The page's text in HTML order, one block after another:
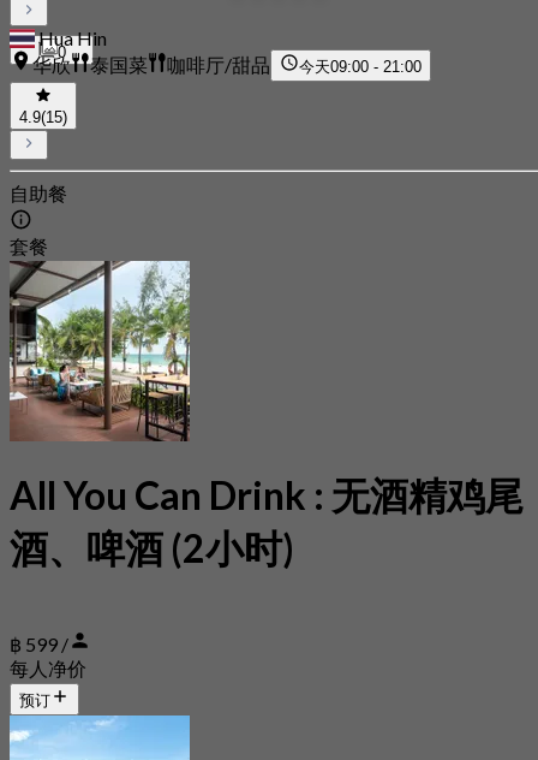
0
Hua Hin
华欣
泰国菜 咖啡厅/甜品 今天09:00 - 21:00
4.9(15)
自助餐
套餐
All You Can Drink : 无酒精鸡尾
酒、啤酒 (2小时)
฿ 599 /
每人净价
预订